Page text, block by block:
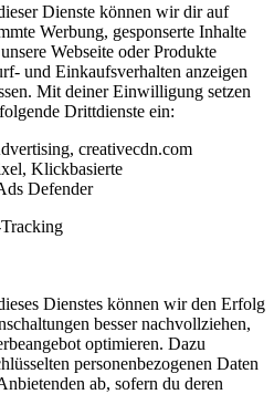
Dienste können wir dir auf
Werbung, gesponserte Inhalte
Webseite oder Produkte
und Einkaufsverhalten anzeigen
Mit deiner Einwilligung setzen
Drittdienste ein:
creativecdn.com
Klickbasierte
Defender
Dienstes können wir den Erfolg
besser nachvollziehen,
optimieren. Dazu
personenbezogenen Daten
ab, sofern du deren